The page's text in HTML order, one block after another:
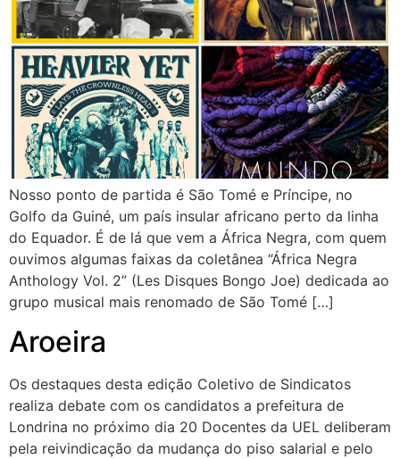
Nosso ponto de partida é São Tomé e Príncipe, no
Golfo da Guiné, um país insular africano perto da linha
do Equador. É de lá que vem a África Negra, com quem
ouvimos algumas faixas da coletânea “África Negra
Anthology Vol. 2” (Les Disques Bongo Joe) dedicada ao
grupo musical mais renomado de São Tomé […]
Aroeira
Os destaques desta edição Coletivo de Sindicatos
realiza debate com os candidatos a prefeitura de
Londrina no próximo dia 20 Docentes da UEL deliberam
pela reivindicação da mudança do piso salarial e pelo